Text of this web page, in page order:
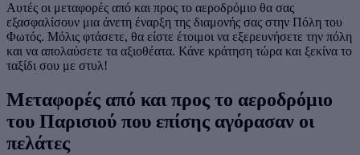
Αυτές οι μεταφορές από και προς το αεροδρόμιο θα σας
εξασφαλίσουν μια άνετη έναρξη της διαμονής σας στην Πόλη του
Φωτός. Μόλις φτάσετε, θα είστε έτοιμοι να εξερευνήσετε την πόλη
και να απολαύσετε τα αξιοθέατα. Κάνε κράτηση τώρα και ξεκίνα το
ταξίδι σου με στυλ!
Μεταφορές από και προς το αεροδρόμιο
του Παρισιού που επίσης αγόρασαν οι
πελάτες